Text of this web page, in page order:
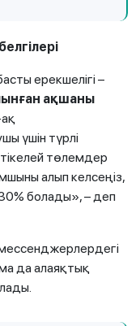
ерекшелігі –
ақшаны
үшін түрлі
төлемдер
алып келсеңіз,
30% болады», – деп
да алаяқтық